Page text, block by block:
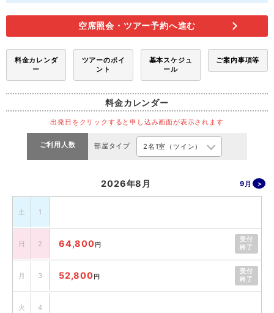
空席照会・ツアー予約へ進む
料金カレンダ
ー
ツアーのポイ
ント
基本スケジュ
ール
ご案内事項等
料金カレンダー
出発日をクリックすると申し込み画面が表示されます
ご利用人数 部屋タイプ
2026年8月 9月
土 1
日 2 64,800 円
受付
終了
月 3 52,800 円
受付
終了
火 4